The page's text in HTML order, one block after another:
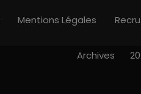
Mentions Légales
Archives